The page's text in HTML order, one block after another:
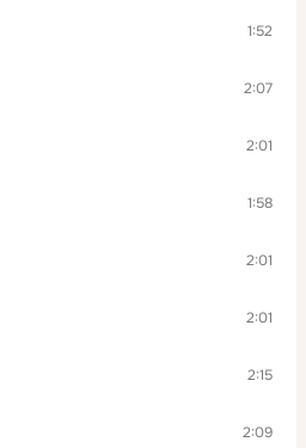
1:52
2:07
2:01
1:58
2:01
2:01
2:15
2:09